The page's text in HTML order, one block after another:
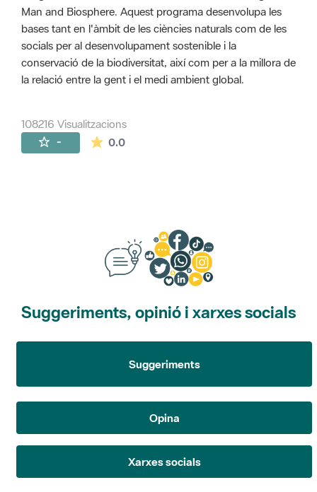
Man and Biosphere. Aquest programa desenvolupa les
bases tant en l'àmbit de les ciències naturals com de les
socials per al desenvolupament sostenible i la
conservació de la biodiversitat, així com per a la millora de
la relació entre la gent i el medi ambient global.
108216 Visualitzacions
- 0.0La mitjana de les valoracions és de 0
Suggeriments, opinió i xarxes socials
Suggeriments
Opina
Xarxes socials